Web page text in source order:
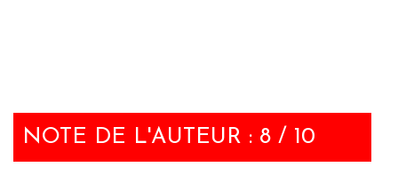
NOTE DE L'AUTEUR : 8 / 10